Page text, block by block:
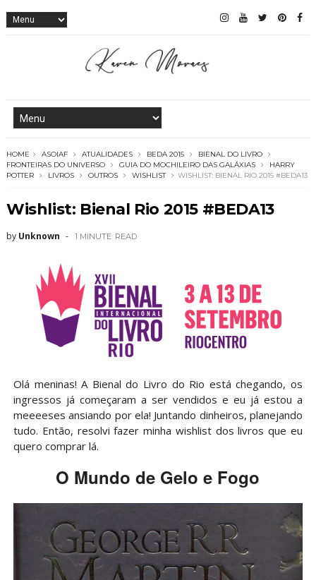
HOME ASOIAF ATUALIDADES BEDA 2015
BIENAL DO LIVRO
FRONTEIRAS DO UNIVERSO
GUIA DO MOCHILEIRO DAS GALÁXIAS
HARRY
POTTER
LIVROS OUTROS WISHLIST WISHLIST: BIENAL RIO 2015 #BEDA13
Wishlist: Bienal Rio 2015 #BEDA13
by Unknown 1 MINUTE READ
Olá meninas! A Bienal do Livro do Rio está chegando, os
ingressos já começaram a ser vendidos e eu já estou a
meeeeses ansiando por ela! Juntando dinheiros, planejando
tudo. Então, resolvi fazer minha wishlist dos livros que eu
quero comprar lá.
O Mundo de Gelo e Fogo